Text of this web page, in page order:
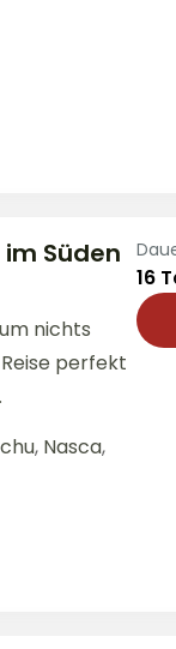
Süden
nichts
perfekt
, Nasca,
16